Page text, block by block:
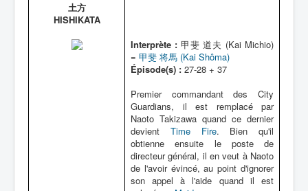
土方
HISHIKATA
Interprète :甲斐 道夫 (Kai Michio)
= 甲斐 将馬 (Kai Shôma)
Épisode(s) : 27-28 + 37
Premier commandant des City
Guardians, il est remplacé par
Naoto Takizawa quand ce dernier
devient Time Fire. Bien qu'il
obtienne ensuite le poste de
directeur général, il en veut à Naoto
de l'avoir évincé, au point d'ignorer
son appel à l'aide quand il est